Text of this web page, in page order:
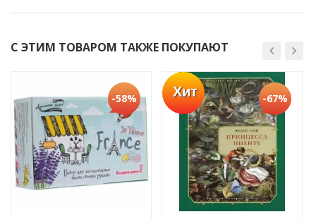
С ЭТИМ ТОВАРОМ ТАКЖЕ ПОКУПАЮТ
-58% Хит -67%